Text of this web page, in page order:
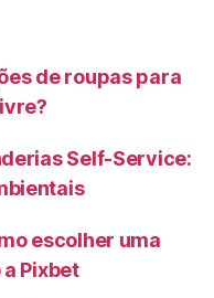
de roupas para
Self-Service:
escolher uma
Pixbet